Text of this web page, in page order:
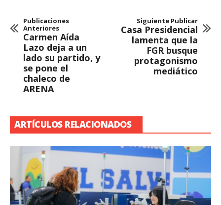
Publicaciones
Anteriores
Carmen Aída
Lazo deja a un
lado su partido, y
se pone el
chaleco de
ARENA
Siguiente Publicar
Casa Presidencial
lamenta que la
FGR busque
protagonismo
mediático
ARTÍCULOS RELACIONADOS